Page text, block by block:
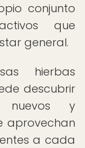
conjunto
que
general.
hierbas
descubrir
y
aprovechan
a cada